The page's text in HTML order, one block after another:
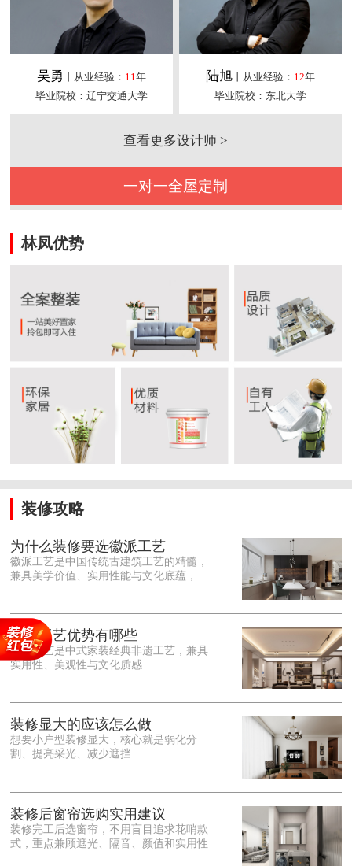
吴勇 丨从业经验： 11年
毕业院校：辽宁交通大学
陆旭丨从业经验： 12年
毕业院校：东北大学
查看更多设计师 >
一对一全屋定制
林凤优势
装修攻略
为什么装修要选徽派工艺
徽派工艺是中国传统古建筑工艺的精髓，
兼具美学价值、实用性能与文化底蕴，优
雕细琢的砖、木、石雕为特色，线条古朴
大气，意境悠远，自带东方中式雅致韵
味，耐看且不易过时。<o:p></o:p> 在工
艺品质上，徽派工艺遵循古法匠心工序，
保耐用，抗风化、耐腐蚀，使用
徽派工艺优势有哪些
徽派工艺是中式家装经典非遗工艺，兼具
实用性、美观性与文化质感
装修显大的应该怎么做
想要小户型装修显大，核心就是弱化分
割、提亮采光、减少遮挡
装修后窗帘选购实用建议
装修完工后选窗帘，不用盲目追求花哨款
式，重点兼顾遮光、隔音、颜值和实用性